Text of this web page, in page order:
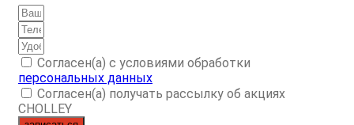
Согласен(а) с условиями обработки
персональных данных
Согласен(а) получать рассылку об акциях
CHOLLEY